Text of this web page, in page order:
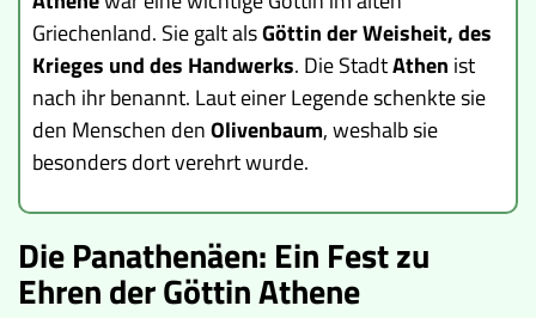
Griechenland. Sie galt alsGöttin der Weisheit, des
Krieges und des Handwerks. Die StadtAthen ist
nach ihr benannt. Laut einer Legende schenkte sie
den Menschen denOlivenbaum, weshalb sie
besonders dort verehrt wurde.
Die Panathenäen: Ein Fest zu
Ehren der Göttin Athene